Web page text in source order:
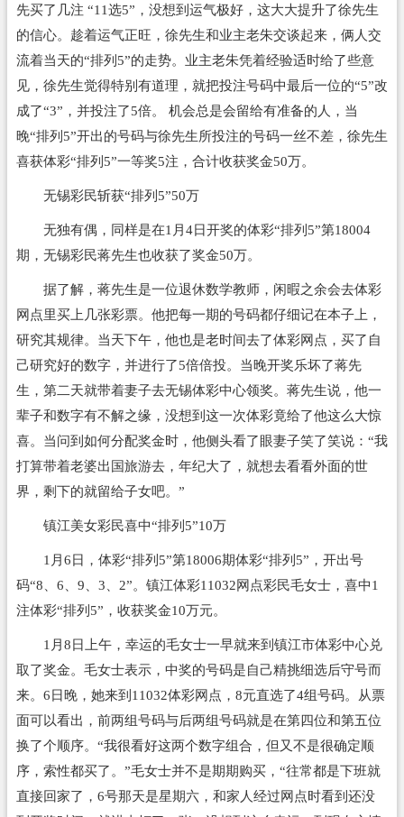
先买了几注 “11选5”，没想到运气极好，这大大提升了徐先生
的信心。趁着运气正旺，徐先生和业主老朱交谈起来，俩人交
流着当天的“排列5”的走势。业主老朱凭着经验适时给了些意
见，徐先生觉得特别有道理，就把投注号码中最后一位的“5”改
成了“3”，并投注了5倍。 机会总是会留给有准备的人，当
晚“排列5”开出的号码与徐先生所投注的号码一丝不差，徐先生
喜获体彩“排列5”一等奖5注，合计收获奖金50万。
无锡彩民斩获“排列5”50万
无独有偶，同样是在1月4日开奖的体彩“排列5”第18004
期，无锡彩民蒋先生也收获了奖金50万。
据了解，蒋先生是一位退休数学教师，闲暇之余会去体彩
网点里买上几张彩票。他把每一期的号码都仔细记在本子上，
研究其规律。当天下午，他也是老时间去了体彩网点，买了自
己研究好的数字，并进行了5倍倍投。当晚开奖乐坏了蒋先
生，第二天就带着妻子去无锡体彩中心领奖。蒋先生说，他一
辈子和数字有不解之缘，没想到这一次体彩竟给了他这么大惊
喜。当问到如何分配奖金时，他侧头看了眼妻子笑了笑说：“我
打算带着老婆出国旅游去，年纪大了，就想去看看外面的世
界，剩下的就留给子女吧。”
镇江美女彩民喜中“排列5”10万
1月6日，体彩“排列5”第18006期体彩“排列5”，开出号
码“8、6、9、3、2”。镇江体彩11032网点彩民毛女士，喜中1
注体彩“排列5”，收获奖金10万元。
1月8日上午，幸运的毛女士一早就来到镇江市体彩中心兑
取了奖金。毛女士表示，中奖的号码是自己精挑细选后守号而
来。6日晚，她来到11032体彩网点，8元直选了4组号码。从票
面可以看出，前两组号码与后两组号码就是在第四位和第五位
换了个顺序。“我很看好这两个数字组合，但又不是很确定顺
序，索性都买了。”毛女士并不是期期购买，“往常都是下班就
直接回家了，6号那天是星期六，和家人经过网点时看到还没